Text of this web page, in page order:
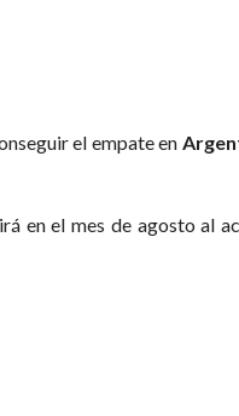
el empate en
en el mes de agosto al